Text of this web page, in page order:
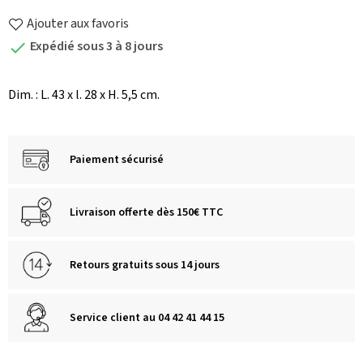
Ajouter aux favoris
 Expédié sous 3 à 8 jours
Dim. : L. 43 x l. 28 x H. 5,5 cm.
Paiement sécurisé
Livraison offerte dès 150€ TTC
Retours gratuits sous 14 jours
Service client au 04 42 41 44 15